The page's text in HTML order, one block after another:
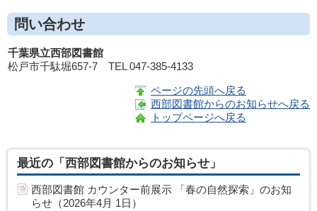
問い合わせ
千葉県立西部図書館
松戸市千駄堀657-7 TEL 047-385-4133
ページの先頭へ戻る
西部図書館からのお知らせへ戻る
トップページへ戻る
最近の「西部図書館からのお知らせ」
西部図書館 カウンター前展示 「春の自然探索」のお知
らせ（2026年4月 1日）